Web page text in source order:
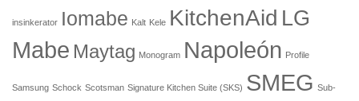
insinkerator Iomabe Kalt Kele KitchenAid LG
Mabe Maytag Monogram Napoleón Profile
Samsung Schock Scotsman Signature Kitchen Suite (SKS) SMEG Sub-